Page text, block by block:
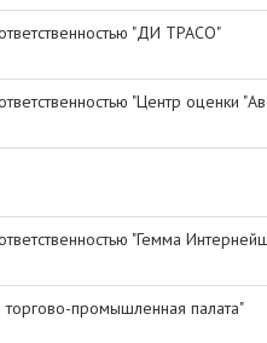
"ДИ ТРАСО"
"Центр оценки
"Гемма
торгово-промышленная палата"